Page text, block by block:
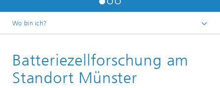
Wo bin ich?
Über Uns
Das »FoFeBat«-Projekt
Batteriezellforschung am
Standort Münster